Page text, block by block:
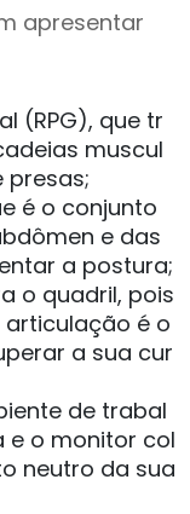
apresentar
(RPG), que tr
muscul
presas;
é o conjunto
e das
a postura;
o quadril, pois
articulação é o
a sua cur
de trabal
e o monitor col
neutro da sua